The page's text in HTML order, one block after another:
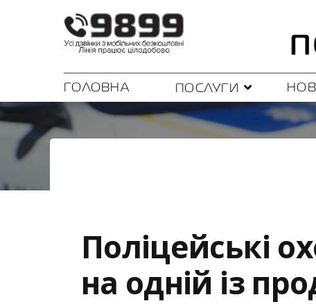
ГОЛОВНА ПОСЛУГИ
Поліцейські
на одній із